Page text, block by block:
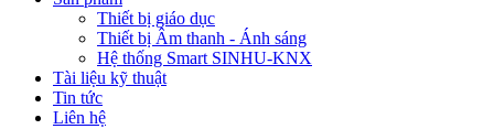
Thiết bị giáo dục
Thiết bị Âm thanh - Ánh sáng
Hệ thống Smart SINHU-KNX
Tài liệu kỹ thuật
Tin tức
Liên hệ